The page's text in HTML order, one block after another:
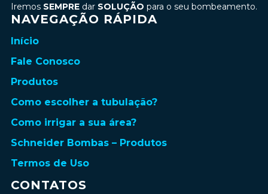
Iremos SEMPRE dar SOLUÇÃO para o seu bombeamento.
NAVEGAÇÃO RÁPIDA
Início
Fale Conosco
Produtos
Como escolher a tubulação?
Como irrigar a sua área?
Schneider Bombas – Produtos
Termos de Uso
CONTATOS